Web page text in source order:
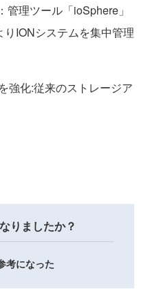
管理ツール「ioSphere」
IONシステムを集中管理
強化:従来のストレージア
りましたか？
考になった